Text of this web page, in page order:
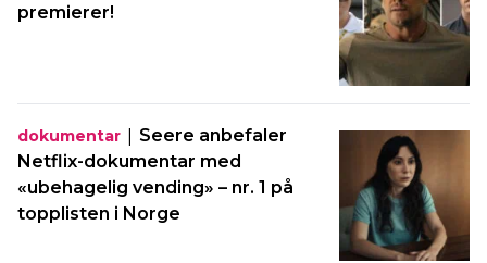
premierer!
dokumentar | Seere anbefaler
Netflix-dokumentar med
«ubehagelig vending» – nr. 1 på
topplisten i Norge